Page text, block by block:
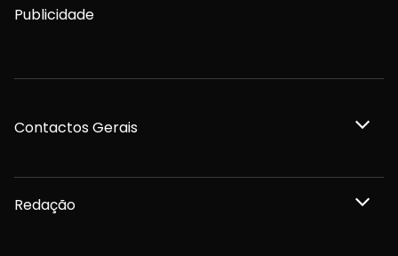
Publicidade
Contactos Gerais
Redação